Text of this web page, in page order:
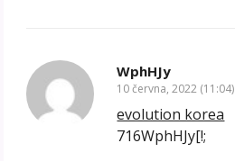
WphHJy
10 června, 2022 (11:04)
evolution korea
716WphHJy[!;